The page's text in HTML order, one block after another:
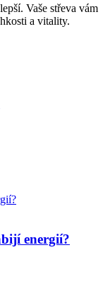
Vaše střeva vám
a vitality.
energií?